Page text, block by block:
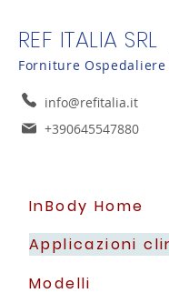
Forniture Ospedaliere
+390645547880
info@refitalia.it
REF ITALIA SRL
InBody Home
Applicazioni
Modelli